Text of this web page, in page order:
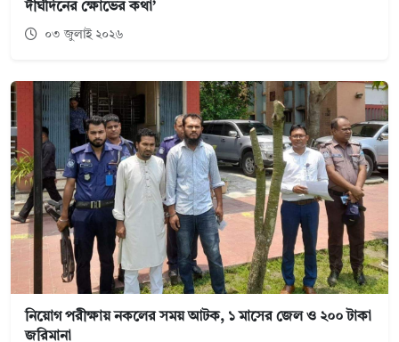
দীর্ঘদিনের ক্ষোভের কথা’
০৩ জুলাই ২০২৬
নিয়োগ পরীক্ষায় নকলের সময় আটক, ১ মাসের জেল ও ২০০ টাকা
জরিমানা